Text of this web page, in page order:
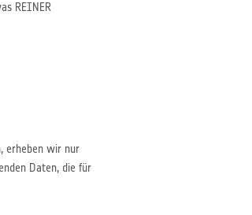
REINER
erheben wir nur
Daten, die für